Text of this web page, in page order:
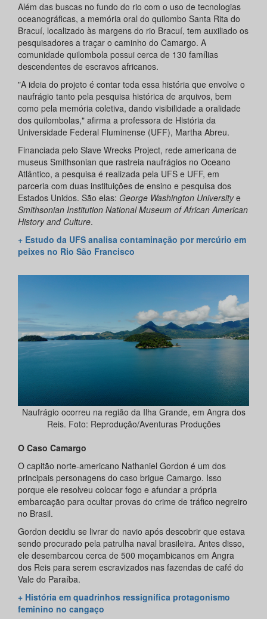
Além das buscas no fundo do rio com o uso de tecnologias
oceanográficas, a memória oral do quilombo Santa Rita do
Bracuí, localizado às margens do rio Bracuí, tem auxiliado os
pesquisadores a traçar o caminho do Camargo. A
comunidade quilombola possui cerca de 130 famílias
descendentes de escravos africanos.
"A ideia do projeto é contar toda essa história que envolve o
naufrágio tanto pela pesquisa histórica de arquivos, bem
como pela memória coletiva, dando visibilidade a oralidade
dos quilombolas," afirma a professora de História da
Universidade Federal Fluminense (UFF), Martha Abreu.
Financiada pelo Slave Wrecks Project, rede americana de
museus Smithsonian que rastreia naufrágios no Oceano
Atlântico, a pesquisa é realizada pela UFS e UFF, em
parceria com duas instituições de ensino e pesquisa dos
Estados Unidos. São elas: George Washington Universitye
Smithsonian Institution National Museum of African American
History and Culture.
+ Estudo da UFS analisa contaminação por mercúrio em
peixes no Rio São Francisco
Naufrágio ocorreu na região da Ilha Grande, em Angra dos
Reis. Foto: Reprodução/Aventuras Produções
O Caso Camargo
O capitão norte-americano Nathaniel Gordon é um dos
principais personagens do caso brigue Camargo. Isso
porque ele resolveu colocar fogo e afundar a própria
embarcação para ocultar provas do crime de tráfico negreiro
no Brasil.
Gordon decidiu se livrar do navio após descobrir que estava
sendo procurado pela patrulha naval brasileira. Antes disso,
ele desembarcou cerca de 500 moçambicanos em Angra
dos Reis para serem escravizados nas fazendas de café do
Vale do Paraíba.
+ História em quadrinhos ressignifica protagonismo
feminino no cangaço